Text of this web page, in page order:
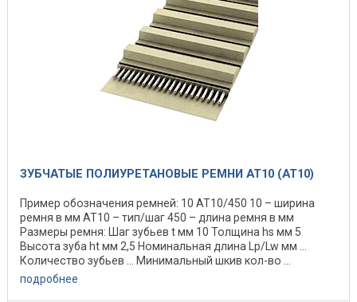
ЗУБЧАТЫЕ ПОЛИУРЕТАНОВЫЕ РЕМНИ AT10 (АТ10)
Пример обозначения ремней: 10 АТ10/450 10 – ширина
ремня в мм АТ10 – тип/шаг 450 – длина ремня в мм
Размеры ремня: Шаг зубьев t мм 10 Толщина hs мм 5
Высота зуба ht мм 2,5 Номинальная длина Lp/Lw мм ...
Количество зубьев ... Минимальный шкив кол-во ...
подробнее